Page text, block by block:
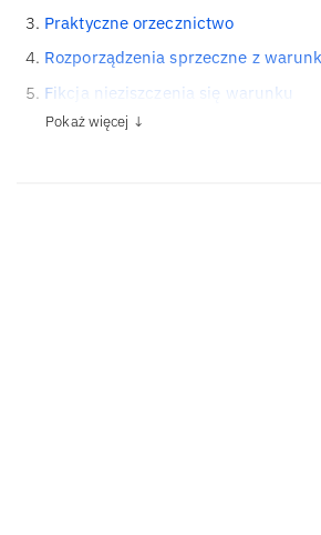
Praktyczne orzecznictwo
Rozporządzenia sprzeczne z
Fikcja nieziszczenia się warunku
Pokaż więcej ↓